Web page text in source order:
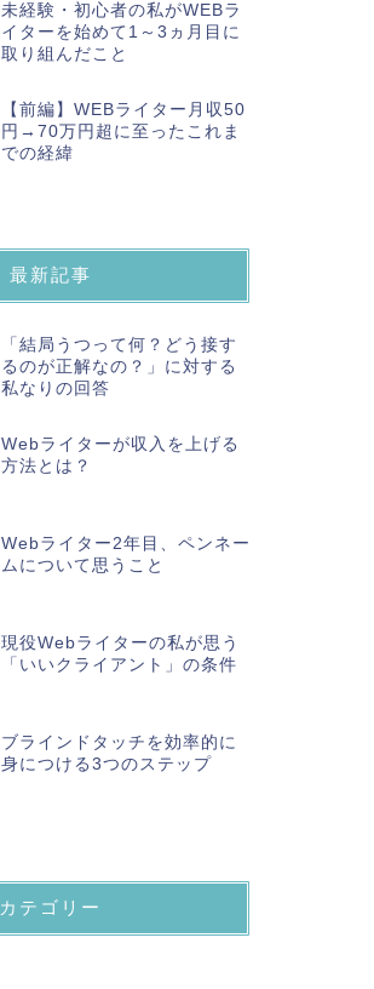
未経験・初心者の私がWEBラ
イターを始めて1～3ヵ月目に
取り組んだこと
【前編】WEBライター月収50
円→70万円超に至ったこれま
での経緯
最新記事
「結局うつって何？どう接す
るのが正解なの？」に対する
私なりの回答
Webライターが収入を上げる
方法とは？
Webライター2年目、ペンネー
ムについて思うこと
現役Webライターの私が思う
「いいクライアント」の条件
ブラインドタッチを効率的に
身につける3つのステップ
カテゴリー